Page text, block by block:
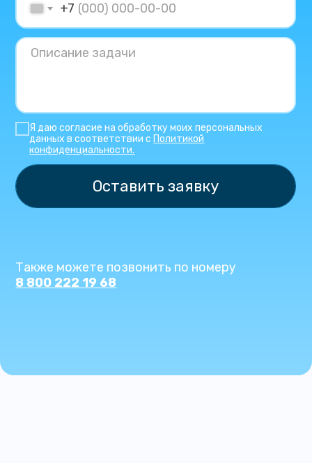
Также можете позвонить по номеру
8 800 222 19 68
+7
Я даю согласие на обработку моих персональных
данных в соответствии с Политикой
конфиденциальности.
Оставить заявку